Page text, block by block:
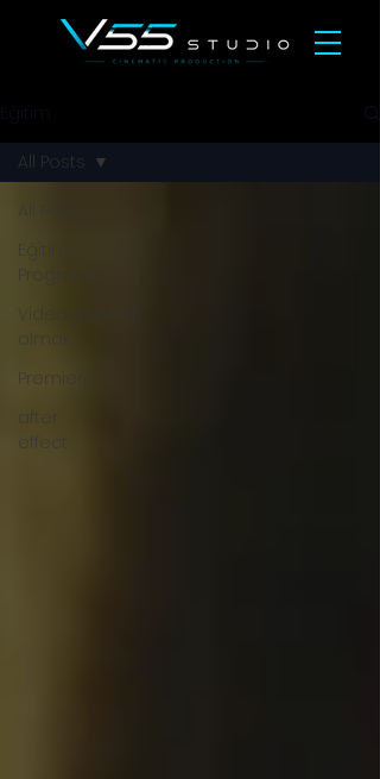
Eğitim
Videographer
olmak
Premiere
after
effect
All Posts